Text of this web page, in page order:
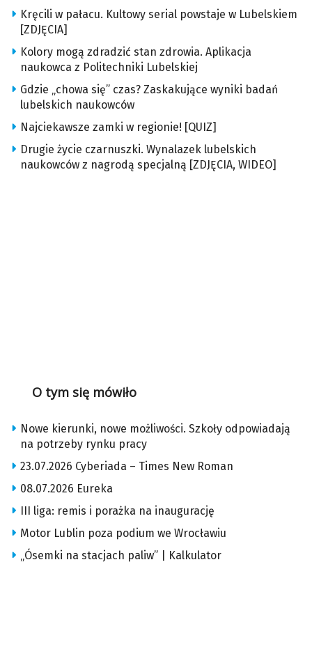
Kręcili w pałacu. Kultowy serial powstaje w Lubelskiem
[ZDJĘCIA]
Kolory mogą zdradzić stan zdrowia. Aplikacja
naukowca z Politechniki Lubelskiej
Gdzie „chowa się” czas? Zaskakujące wyniki badań
lubelskich naukowców
Najciekawsze zamki w regionie! [QUIZ]
Drugie życie czarnuszki. Wynalazek lubelskich
naukowców z nagrodą specjalną [ZDJĘCIA, WIDEO]
O tym się mówiło
Nowe kierunki, nowe możliwości. Szkoły odpowiadają
na potrzeby rynku pracy
23.07.2026 Cyberiada – Times New Roman
08.07.2026 Eureka
III liga: remis i porażka na inaugurację
Motor Lublin poza podium we Wrocławiu
„Ósemki na stacjach paliw” | Kalkulator